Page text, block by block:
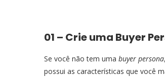
01 – Crie uma Buyer
Se você não tem uma buyer persona
possui as características que você